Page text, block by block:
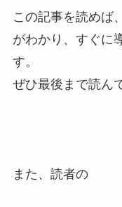
この記事を読めば
がわかり、すぐに
す。
ぜひ最後まで読ん
また、読者の